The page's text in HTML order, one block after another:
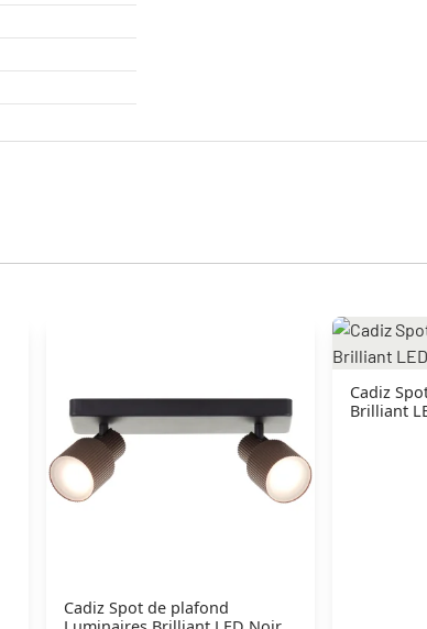
Cadiz Spot de plafond
Cadiz
Brilliant